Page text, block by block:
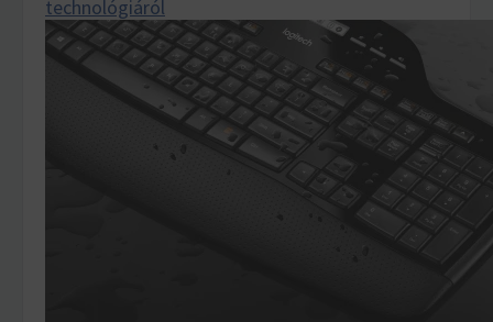
technológiáról